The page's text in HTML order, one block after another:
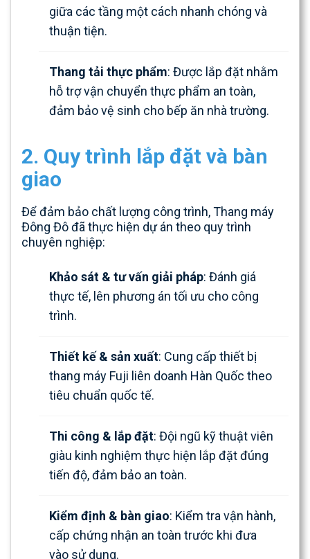
giữa các tầng một cách nhanh chóng và
thuận tiện.
Thang tải thực phẩm: Được lắp đặt nhằm
hỗ trợ vận chuyển thực phẩm an toàn,
đảm bảo vệ sinh cho bếp ăn nhà trường.
2. Quy trình lắp đặt và bàn
giao
Để đảm bảo chất lượng công trình, Thang máy
Đông Đô đã thực hiện dự án theo quy trình
chuyên nghiệp:
Khảo sát & tư vấn giải pháp: Đánh giá
thực tế, lên phương án tối ưu cho công
trình.
Thiết kế & sản xuất: Cung cấp thiết bị
thang máy Fuji liên doanh Hàn Quốc theo
tiêu chuẩn quốc tế.
Thi công & lắp đặt: Đội ngũ kỹ thuật viên
giàu kinh nghiệm thực hiện lắp đặt đúng
tiến độ, đảm bảo an toàn.
Kiểm định & bàn giao: Kiểm tra vận hành,
cấp chứng nhận an toàn trước khi đưa
vào sử dụng.